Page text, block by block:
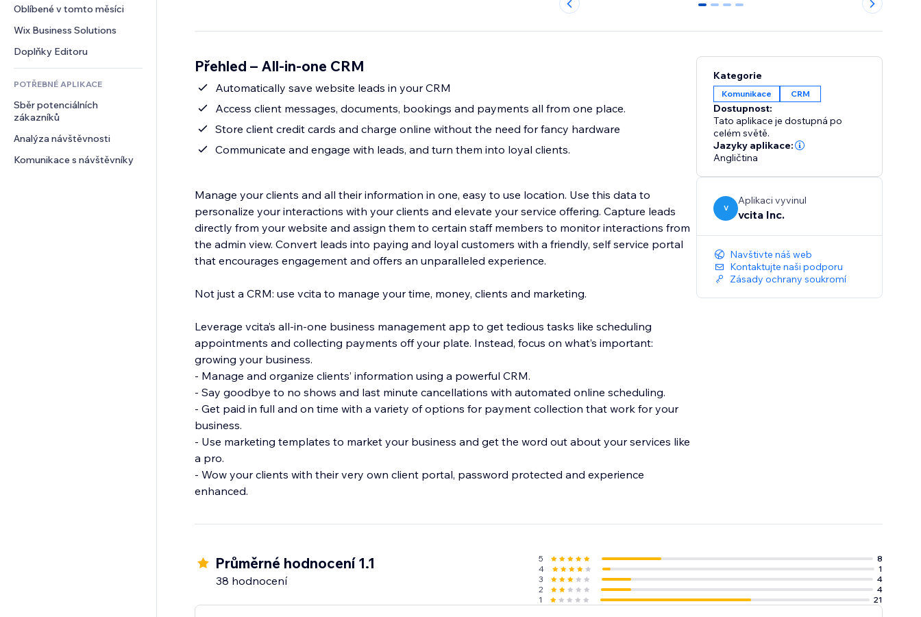
Jídlo a nápoje
Sdílení souborů
Novinky
Tlačítka a nabídky
Bannery a odznaky
Kalkulačky
Vyhledávání
Počasí
Tabulky a grafy
Komentáře
Telefon
Komunita
Reference a recenze
CRM
Oblíbené v tomto měsíci
Wix Business Solutions
Doplňky Editoru
POTŘEBNÉ APLIKACE
Sběr potenciálních
zákazníků
Analýza návštěvnosti
Komunikace s návštěvníky
0 1 2 3
Přehled – All-in-one CRM
Automatically save website leads in your CRM
Access client messages, documents, bookings and payments all from one place.
Store client credit cards and charge online without the need for fancy hardware
Communicate and engage with leads, and turn them into loyal clients.
Manage your clients and all their information in one, easy to use location. Use this data to
personalize your interactions with your clients and elevate your service offering. Capture leads
directly from your website and assign them to certain staff members to monitor interactions from
the admin view. Convert leads into paying and loyal customers with a friendly, self service portal
that encourages engagement and offers an unparalleled experience.
Not just a CRM: use vcita to manage your time, money, clients and marketing.
Leverage vcita’s all-in-one business management app to get tedious tasks like scheduling
appointments and collecting payments off your plate. Instead, focus on what’s important:
growing your business.
- Manage and organize clients’ information using a powerful CRM.
- Say goodbye to no shows and last minute cancellations with automated online scheduling.
- Get paid in full and on time with a variety of options for payment collection that work for your
business.
- Use marketing templates to market your business and get the word out about your services like
a pro.
- Wow your clients with their very own client portal, password protected and experience
enhanced.
Kategorie
Komunikace CRM
Dostupnost:
Tato aplikace je dostupná po
celém světě.
Jazyky aplikace:
Angličtina
V
Aplikaci vyvinul
vcita Inc.
Navštivte náš web
Kontaktujte naši podporu
Zásady ochrany soukromí
Průměrné hodnocení 1.1
38 hodnocení
5
8
4
1
3
4
2
4
1
21